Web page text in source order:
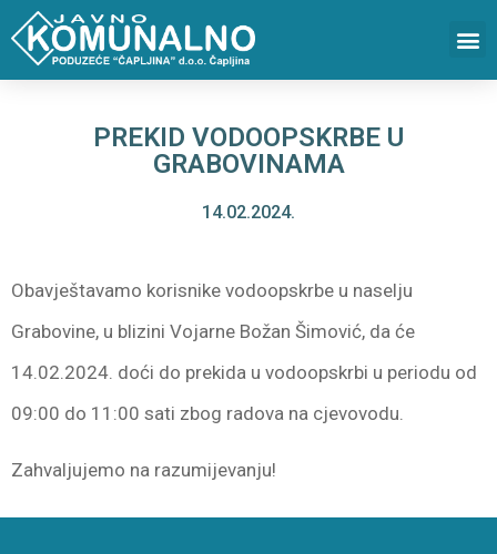
PREKID VODOOPSKRBE U
GRABOVINAMA
14.02.2024.
Obavještavamo korisnike vodoopskrbe u naselju
Grabovine, u blizini Vojarne Božan Šimović, da će
14.02.2024. doći do prekida u vodoopskrbi u periodu od
09:00 do 11:00 sati zbog radova na cjevovodu.
Zahvaljujemo na razumijevanju!